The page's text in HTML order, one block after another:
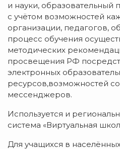
и науки, образовательный
с учётом возможностей
организации, педагогов,
процесс обучения
методических
просвещения РФ
электронных
ресурсов,возможностей
мессенджеров.
Используется и
система «Виртуальная
Для учащихся в